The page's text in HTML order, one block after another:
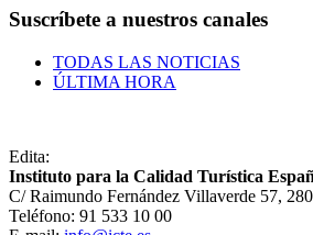
Suscríbete a nuestros canales
TODAS LAS NOTICIAS
ÚLTIMA HORA
Edita:
Instituto para la Calidad Turística
C/ Raimundo Fernández Villaverde 57,
Teléfono: 91 533 10 00